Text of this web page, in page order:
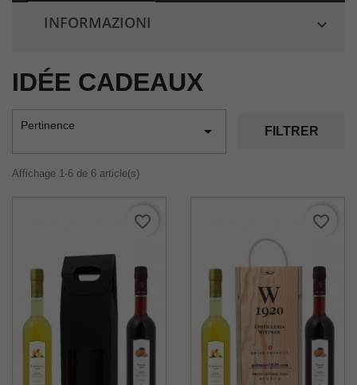
INFORMAZIONI 
IDÉE CADEAUX
Pertinence  FILTRER
Affichage 1-6 de 6 article(s)
favorite_border favorite_border